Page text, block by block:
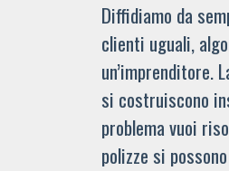
Diffidiamo da
clienti uguali,
un’imprenditore.
si costruiscono
problema vuoi
polizze si